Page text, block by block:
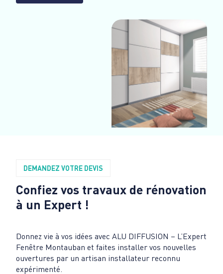
DEMANDEZ VOTRE DEVIS
Confiez vos travaux de rénovation
à un Expert !
Donnez vie à vos idées avec ALU DIFFUSION – L’Expert
Fenêtre Montauban et faites installer vos nouvelles
ouvertures par un artisan installateur reconnu
expérimenté.